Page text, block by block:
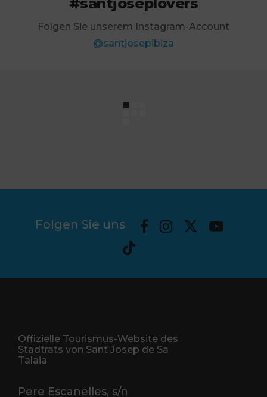
Folgen Sie unserem Instagram-Account
@santjosepibiza
Folgen Sie uns
Offizielle Tourismus-Website des
Stadtrats von Sant Josep de Sa
Talaia
Pere Escanelles, s/n